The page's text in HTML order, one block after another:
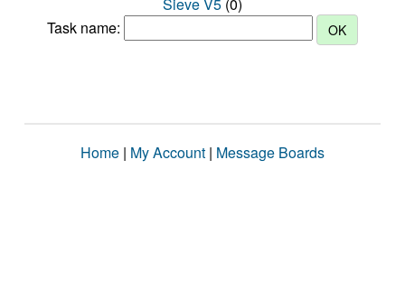
Task name:
Home | My Account | Message Boards